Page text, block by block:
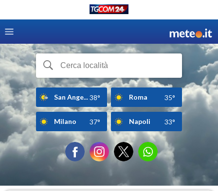
San Ange...38° Roma 35°
Milano 37° Napoli 33°